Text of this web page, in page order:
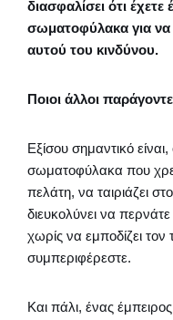
διασφαλίσει ότι
σωματοφύλακα για να
αυτού του κινδύνου.
Ποιοι άλλοι
Εξίσου σημαντικό
σωματοφύλακα που
πελάτη, να ταιριάζει
διευκολύνει να
χωρίς να εμποδίζει
συμπεριφέρεστε.
Και πάλι, ένας